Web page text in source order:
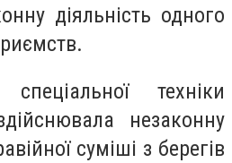
діяльність одного
техніки
незаконну
суміші з берегів